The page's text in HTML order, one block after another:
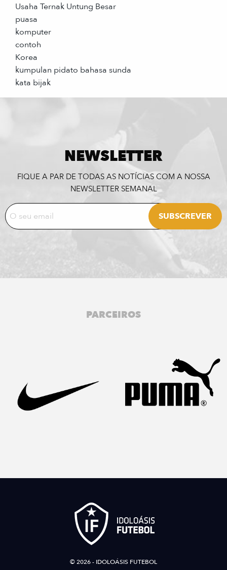
Usaha Ternak Untung Besar
puasa
komputer
contoh
Korea
kumpulan pidato bahasa sunda
kata bijak
NEWSLETTER
FIQUE A PAR DE TODAS AS NOTÍCIAS COM A NOSSA
NEWSLETTER SEMANAL
PARCEIROS
© 2026 - IDOLOÁSIS FUTEBOL